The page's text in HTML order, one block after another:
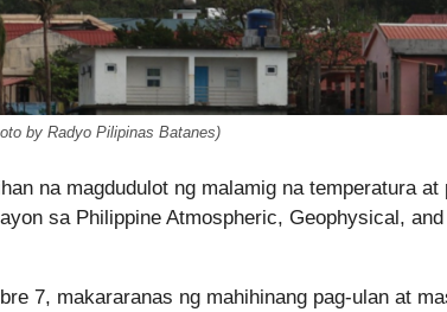
by Radyo Pilipinas Batanes)
na magdudulot ng malamig na temperatura at
sa Philippine Atmospheric, Geophysical, and
7, makararanas ng mahihinang pag-ulan at